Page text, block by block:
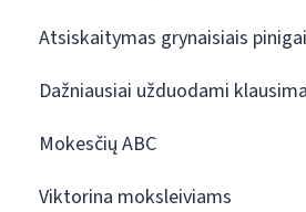
Atsiskaitymas grynaisiais
Dažniausiai užduodami
Mokesčių ABC
Viktorina moksleiviams